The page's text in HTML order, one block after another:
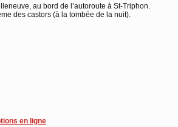
au bord de l’autoroute à St-Triphon.
des castors (à la tombée de la nuit).
en ligne